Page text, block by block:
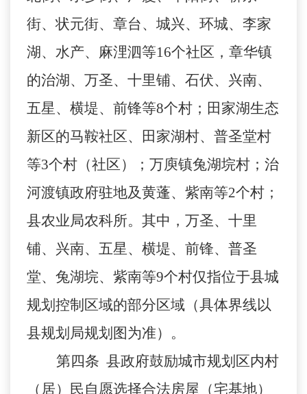
街、状元街、章台、城兴、环城、李家
湖、水产、麻浬泗等16个社区，章华镇
的治湖、万圣、十里铺、石伏、兴南、
五星、横堤、前锋等8个村；田家湖生态
新区的马鞍社区、田家湖村、普圣堂村
等3个村（社区）；万庾镇兔湖垸村；治
河渡镇政府驻地及黄蓬、紫南等2个村；
县农业局农科所。其中，万圣、十里
铺、兴南、五星、横堤、前锋、普圣
堂、兔湖垸、紫南等9个村仅指位于县城
规划控制区域的部分区域（具体界线以
县规划局规划图为准）。
第四条 县政府鼓励城市规划区内村
（居）民自愿选择合法房屋（宅基地）